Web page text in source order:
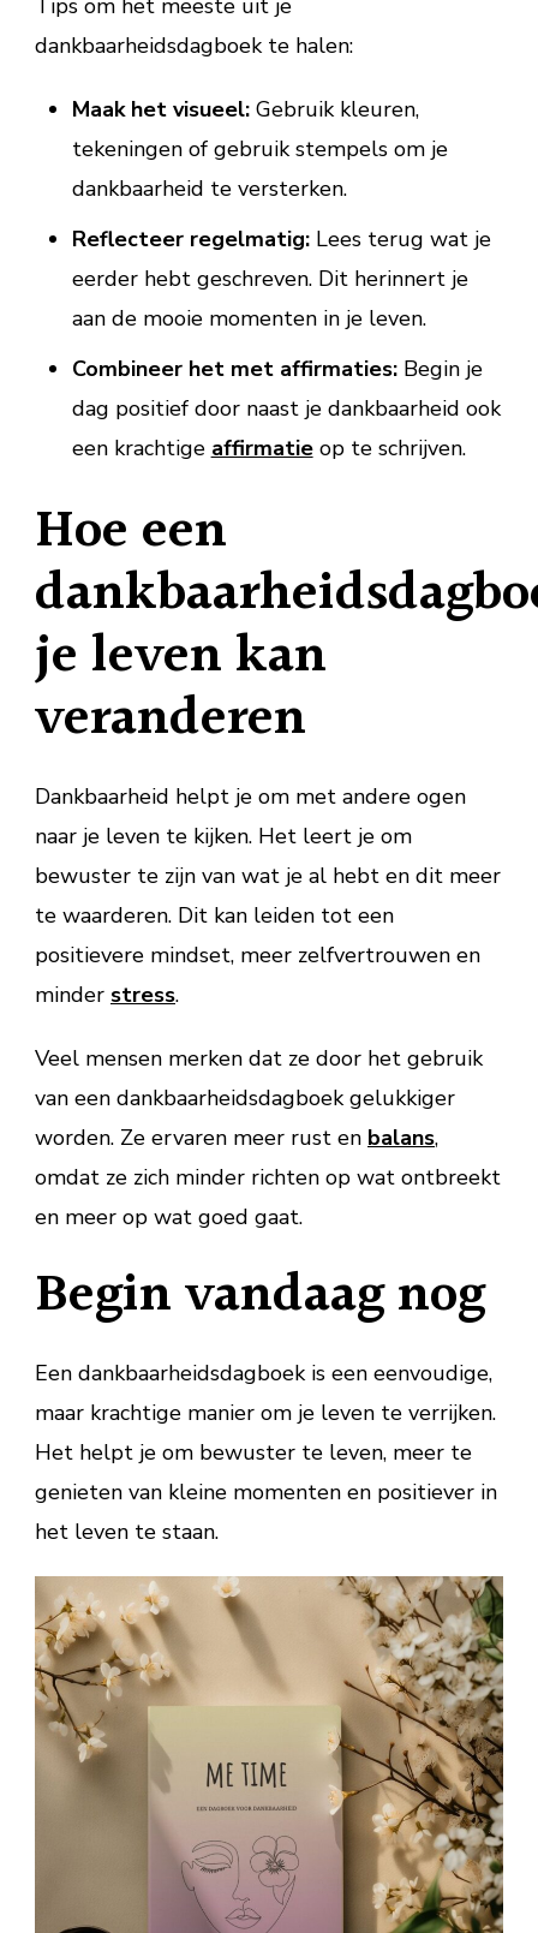
Tips om het meeste uit je
dankbaarheidsdagboek te halen:
Maak het visueel:Gebruik kleuren,
tekeningen of gebruik stempels om je
dankbaarheid te versterken.
Reflecteer regelmatig:Lees terug wat je
eerder hebt geschreven. Dit herinnert je
aan de mooie momenten in je leven.
Combineer het met affirmaties: Begin je
dag positief door naast je dankbaarheid ook
een krachtige affirmatieop te schrijven.
Hoe een
je leven kan
veranderen
Dankbaarheid helpt je om met andere ogen
naar je leven te kijken. Het leert je om
bewuster te zijn van wat je al hebt en dit meer
te waarderen. Dit kan leiden tot een
positievere mindset, meer zelfvertrouwen en
minder stress.
Veel mensen merken dat ze door het gebruik
van een dankbaarheidsdagboek gelukkiger
worden. Ze ervaren meer rust en balans,
omdat ze zich minder richten op wat ontbreekt
en meer op wat goed gaat.
Begin vandaag nog
Een dankbaarheidsdagboek is een eenvoudige,
maar krachtige manier om je leven te verrijken.
Het helpt je om bewuster te leven, meer te
genieten van kleine momenten en positiever in
het leven te staan.